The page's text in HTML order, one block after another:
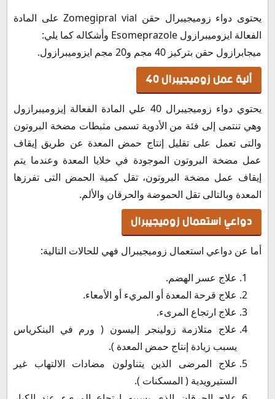
التداخلات الدوائية مع زوميجيبرال
سعر دواء زوميجيبرال حقن في مصر
سعر دواء زوميجيبرال في السعودية
سعر دواء زوميجيبرال في تركيا
سعر دواء زوميجيبرال في الأردن
سعر دواء زوميجيبرال في الكويت
بديل زوميجيبرال
كيفية حفظ و تخزين زوميجيبرال Zomegipral vial
يحتوى دواء زوميجيبرال حقن Zomegipral vial على المادة
الفعالة ايزوميبرازول Esomeprazole وأشكاله كما يلي:
ميجابرازول حقن بتركيز 40 مجم و20 مجم ايزوميبرازول.
ألية عمل زوميجيبرال 40
يحتوي دواء زوميجيبرال 40 علي المادة الفعالة إيزوميبرازول
وهي تنتمى إلى فئة من الأدوية تسمى مثبطات مضخة البروتون
والتى تعمل على تقليل إنتاج حمض المعدة عن طريق إيقاف
عمل مضخة البروتون الموجودة في خلايا المعدة وعندما يتم
إيقاف عمل مضخة البروتون، تقل كمية الحمض التى تفرزها
المعدة وبالتالى تقل الحموضة والحرقان والألم.
دواعي استعمال زوميجيبرال
أما عن دواعي استعمال زوميجيبرال فهي للحالات التالية:
علاج عسر الهضم.
علاج قرحة المعدة أو المريء أو الأمعاء.
علاج ارتجاع المرىء.
علاج متلازمة زولينجر إليسون ( ورم في البنكرياس
يسبب زيادة إنتاج حمض المعدة ).
علاج المرضى الذين يتناولون مضادات الالتهاب غير
الستيرويدية ( المسكنات ).